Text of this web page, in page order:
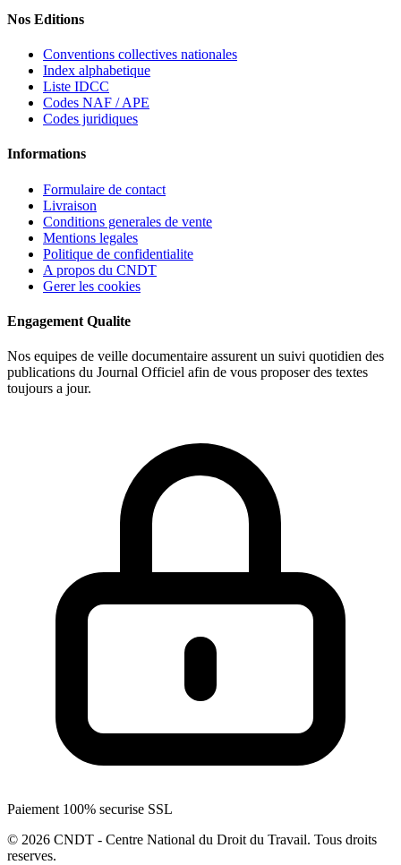
Nos Editions
Conventions collectives nationales
Index alphabetique
Liste IDCC
Codes NAF / APE
Codes juridiques
Informations
Formulaire de contact
Livraison
Conditions generales de vente
Mentions legales
Politique de confidentialite
A propos du CNDT
Gerer les cookies
Engagement Qualite
Nos equipes de veille documentaire assurent un suivi quotidien des
publications du Journal Officiel afin de vous proposer des textes
toujours a jour.
Paiement 100% securise SSL
© 2026 CNDT - Centre National du Droit du Travail. Tous droits
reserves.